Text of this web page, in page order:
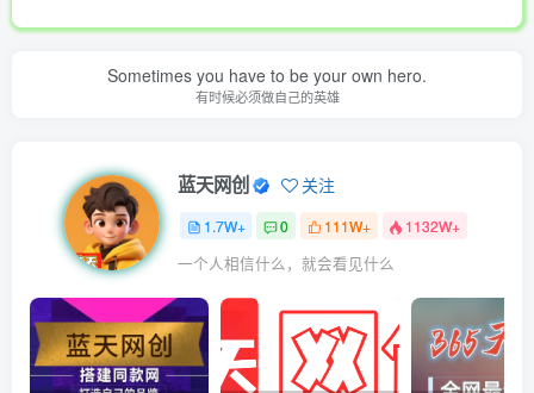
Sometimes you have to be your own hero.
有时候必须做自己的英雄
蓝天网创 关注
1.7W+ 0 111W+ 1132W+
一个人相信什么，就会看见什么